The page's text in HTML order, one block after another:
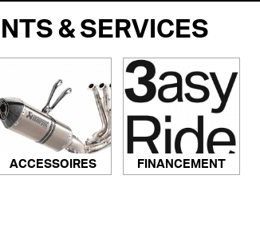
& SERVICES
ACCESSOIRES FINANCEMENT